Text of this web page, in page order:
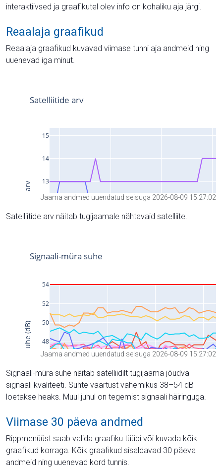
interaktiivsed ja graafikutel olev info on kohaliku aja järgi.
Reaalaja graafikud
Reaalaja graafikud kuvavad viimase tunni aja andmeid ning
uuenevad iga minut.
Jaama andmed uuendatud seisuga 2026-08-09 15:27:02
Satelliitide arv näitab tugijaamale nähtavaid satelliite.
Jaama andmed uuendatud seisuga 2026-08-09 15:27:02
Signaali-müra suhe näitab satelliidilt tugijaama jõudva
signaali kvaliteeti. Suhte väärtust vahemikus 38–54 dB
loetakse heaks. Muul juhul on tegemist signaali häiringuga.
Viimase 30 päeva andmed
Rippmenüüst saab valida graafiku tüübi või kuvada kõik
graafikud korraga. Kõik graafikud sisaldavad 30 päeva
andmeid ning uuenevad kord tunnis.